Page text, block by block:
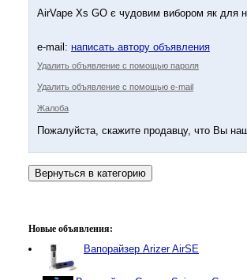
AirVape Xs GO є чудовим вибором як для
e-mail: написать автору объявления
Удалить объявление с помощью пароля
Удалить объявление с помощью e-mail
Жалоба
Пожалуйста, скажите продавцу, что Вы
Новые объявления:
Вапорайзер Arizer AirSE